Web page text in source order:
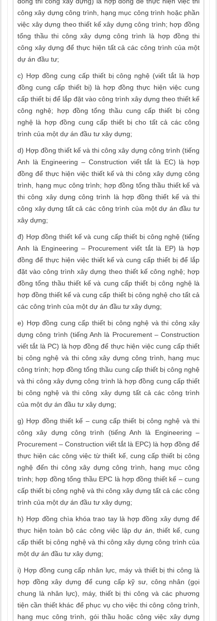
công xây dựng công trình, hạng mục công trình hoặc phần
việc xây dựng theo thiết kế xây dựng công trình; hợp đồng
tổng thầu thi công xây dựng công trình là hợp đồng thi
công xây dựng để thực hiện tất cả các công trình của một
dự án đầu tư;
c) Hợp đồng cung cấp thiết bị công nghệ (viết tắt là hợp
đồng cung cấp thiết bị) là hợp đồng thực hiện việc cung
cấp thiết bị để lắp đặt vào công trình xây dựng theo thiết kế
công nghệ; hợp đồng tổng thầu cung cấp thiết bị công
nghệ là hợp đồng cung cấp thiết bị cho tất cả các công
trình của một dự án đầu tư xây dựng;
d) Hợp đồng thiết kế và thi công xây dựng công trình (tiếng
Anh là Engineering – Construction viết tắt là EC) là hợp
đồng để thực hiện việc thiết kế và thi công xây dựng công
trình, hạng mục công trình; hợp đồng tổng thầu thiết kế và
thi công xây dựng công trình là hợp đồng thiết kế và thi
công xây dựng tất cả các công trình của một dự án đầu tư
xây dựng;
đ) Hợp đồng thiết kế và cung cấp thiết bị công nghệ (tiếng
Anh là Engineering – Procurement viết tắt là EP) là hợp
đồng để thực hiện việc thiết kế và cung cấp thiết bị để lắp
đặt vào công trình xây dựng theo thiết kế công nghệ; hợp
đồng tổng thầu thiết kế và cung cấp thiết bị công nghệ là
hợp đồng thiết kế và cung cấp thiết bị công nghệ cho tất cả
các công trình của một dự án đầu tư xây dựng;
e) Hợp đồng cung cấp thiết bị công nghệ và thi công xây
dựng công trình (tiếng Anh là Procurement – Construction
viết tắt là PC) là hợp đồng để thực hiện việc cung cấp thiết
bị công nghệ và thi công xây dựng công trình, hạng mục
công trình; hợp đồng tổng thầu cung cấp thiết bị công nghệ
và thi công xây dựng công trình là hợp đồng cung cấp thiết
bị công nghệ và thi công xây dựng tất cả các công trình
của một dự án đầu tư xây dựng;
g) Hợp đồng thiết kế – cung cấp thiết bị công nghệ và thi
công xây dựng công trình (tiếng Anh là Engineering –
Procurement – Construction viết tắt là EPC) là hợp đồng để
thực hiện các công việc từ thiết kế, cung cấp thiết bị công
nghệ đến thi công xây dựng công trình, hạng mục công
trình; hợp đồng tổng thầu EPC là hợp đồng thiết kế – cung
cấp thiết bị công nghệ và thi công xây dựng tất cả các công
trình của một dự án đầu tư xây dựng;
h) Hợp đồng chìa khóa trao tay là hợp đồng xây dựng để
thực hiện toàn bộ các công việc lập dự án, thiết kế, cung
cấp thiết bị công nghệ và thi công xây dựng công trình của
một dự án đầu tư xây dựng;
i) Hợp đồng cung cấp nhân lực, máy và thiết bị thi công là
hợp đồng xây dựng để cung cấp kỹ sư, công nhân (gọi
chung là nhân lực), máy, thiết bị thi công và các phương
tiện cần thiết khác để phục vụ cho việc thi công công trình,
hạng mục công trình, gói thầu hoặc công việc xây dựng